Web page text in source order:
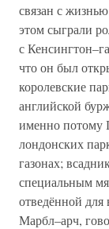
связан с
этом сыграли
с
что он был
королевские
английской
именно потому
лондонских
газонах;
специальным
отведённой для
Марбл–арч,